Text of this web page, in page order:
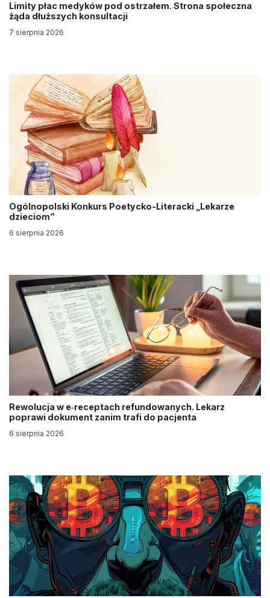
Limity płac medyków pod ostrzałem. Strona społeczna
żąda dłuższych konsultacji
7 sierpnia 2026
Ogólnopolski Konkurs Poetycko-Literacki „Lekarze
dzieciom”
6 sierpnia 2026
Rewolucja w e‑receptach refundowanych. Lekarz
poprawi dokument zanim trafi do pacjenta
6 sierpnia 2026